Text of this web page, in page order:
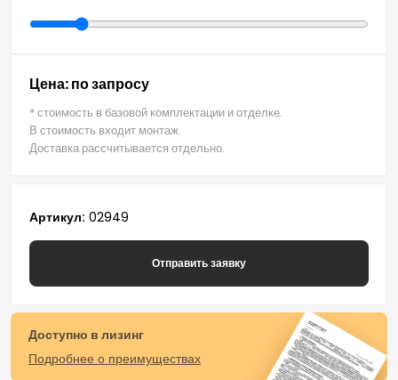
Цена: по запросу
* стоимость в базовой комплектации и отделке.
В стоимость входит монтаж.
Доставка рассчитывается отдельно.
Артикул 02949
Отправить заявку
Доступно в лизинг
Подробнее о преимуществах